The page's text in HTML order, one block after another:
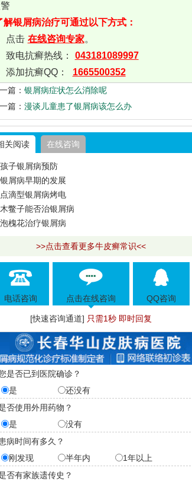
解银屑病治疗可通过以下方式：
点击 在线咨询专家。
致电抗癣热线：
043181089997
添加抗癣QQ：
1665500352
一篇： 银屑病症状怎么消除呢
篇： 漫谈儿童患了银屑病该怎么办
关阅读 在线咨询
子银屑病预防
屑病早期的发展
滴型银屑病烤电
鳖子能否治银屑病
槐花治疗银屑病
>>点击查看更多牛皮癣常识<<
电话咨询 点击在线咨询 QQ咨询
[快速咨询通道] 只需1秒 即时回复
是否已到医院确诊？
是
还没有
否使用外用药物？
是
没有
病时间有多久？
刚发现
半年内
1年以上
否有家族遗传史？